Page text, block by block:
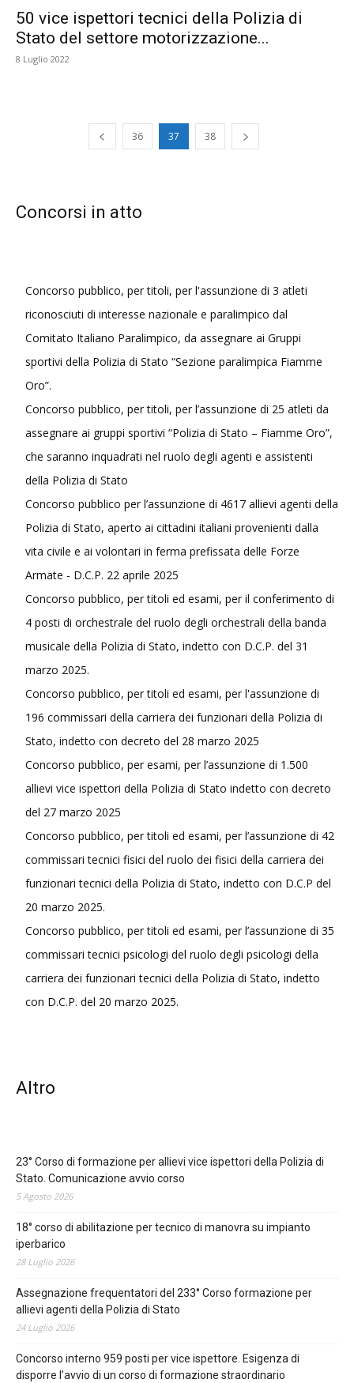
50 vice ispettori tecnici della Polizia di
Stato del settore motorizzazione...
8 Luglio 2022
36 37 38
Concorsi in atto
Concorso pubblico, per titoli, per l'assunzione di 3 atleti
riconosciuti di interesse nazionale e paralimpico dal
Comitato Italiano Paralimpico, da assegnare ai Gruppi
sportivi della Polizia di Stato “Sezione paralimpica Fiamme
Oro”.
Concorso pubblico, per titoli, per l’assunzione di 25 atleti da
assegnare ai gruppi sportivi “Polizia di Stato – Fiamme Oro”,
che saranno inquadrati nel ruolo degli agenti e assistenti
della Polizia di Stato
Concorso pubblico per l’assunzione di 4617 allievi agenti della
Polizia di Stato, aperto ai cittadini italiani provenienti dalla
vita civile e ai volontari in ferma prefissata delle Forze
Armate - D.C.P. 22 aprile 2025
Concorso pubblico, per titoli ed esami, per il conferimento di
4 posti di orchestrale del ruolo degli orchestrali della banda
musicale della Polizia di Stato, indetto con D.C.P. del 31
marzo 2025.
Concorso pubblico, per titoli ed esami, per l'assunzione di
196 commissari della carriera dei funzionari della Polizia di
Stato, indetto con decreto del 28 marzo 2025
Concorso pubblico, per esami, per l’assunzione di 1.500
allievi vice ispettori della Polizia di Stato indetto con decreto
del 27 marzo 2025
Concorso pubblico, per titoli ed esami, per l’assunzione di 42
commissari tecnici fisici del ruolo dei fisici della carriera dei
funzionari tecnici della Polizia di Stato, indetto con D.C.P del
20 marzo 2025.
Concorso pubblico, per titoli ed esami, per l’assunzione di 35
commissari tecnici psicologi del ruolo degli psicologi della
carriera dei funzionari tecnici della Polizia di Stato, indetto
con D.C.P. del 20 marzo 2025.
Altro
23° Corso di formazione per allievi vice ispettori della Polizia di
Stato. Comunicazione avvio corso
5 Agosto 2026
18° corso di abilitazione per tecnico di manovra su impianto
iperbarico
28 Luglio 2026
Assegnazione frequentatori del 233° Corso formazione per
allievi agenti della Polizia di Stato
24 Luglio 2026
Concorso interno 959 posti per vice ispettore. Esigenza di
disporre l’avvio di un corso di formazione straordinario